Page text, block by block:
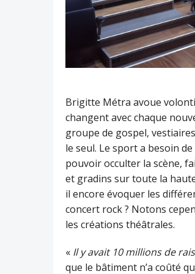
Brigitte Métra avoue
changent avec chaque
groupe de gospel,
le seul. Le sport a besoin
pouvoir occulter la scène,
et gradins sur toute la
il encore évoquer les
concert rock ? Notons
les créations théâtrales.
« Il y avait 10 millions de
que le bâtiment n’a coûté